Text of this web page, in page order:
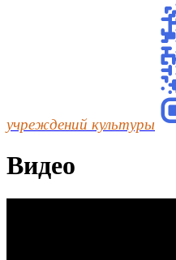
учреждений культуры
Видео